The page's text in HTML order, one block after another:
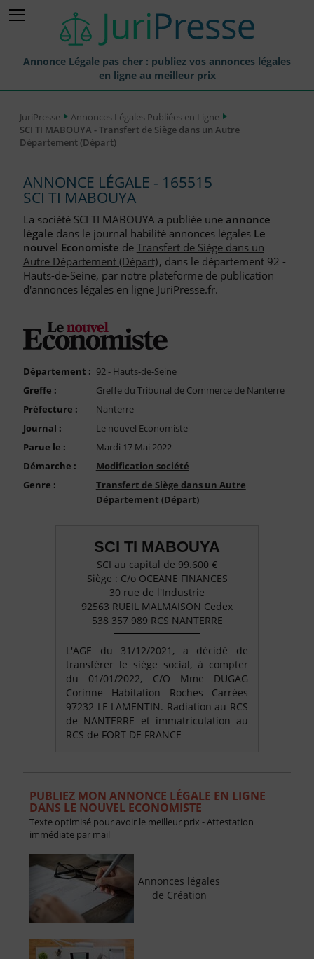
Annonce Légale pas cher : publiez vos annonces légales
en ligne au meilleur prix
Annonces Légales Publiées
Journaux Habilités (JAL) Annonces Légales
Liste des Greffes
Liste des CCI
Le Blog pour les Entreprises
Nous Contacter
Compte PRO
JuriPresse
Annonces Légales Publiées en Ligne
SCI TI MABOUYA - Transfert de Siège dans un Autre
Département (Départ)
ANNONCE LÉGALE - 165515
SCI TI MABOUYA
La société SCI TI MABOUYA a publiée une annonce
légale dans le journal habilité annonces légales Le
nouvel Economiste deTransfert de Siège dans un
Autre Département (Départ), dans le département 92 -
Hauts-de-Seine, par notre plateforme de publication
d'annonces légales en ligne JuriPresse.fr.
Département : 92 - Hauts-de-Seine
Greffe :
Greffe du Tribunal de Commerce de Nanterre
Préfecture :
Nanterre
Journal :
Le nouvel Economiste
Parue le :
Mardi 17 Mai 2022
Démarche :
Modification société
Genre :
Transfert de Siège dans un Autre
Département (Départ)
SCI TI MABOUYA
SCI au capital de 99.600 €
Siège : C/o OCEANE FINANCES
30 rue de l'Industrie
92563 RUEIL MALMAISON Cedex
538 357 989 RCS NANTERRE
L'AGE du 31/12/2021, a décidé de
transférer le siège social, à compter
du 01/01/2022, C/O Mme DUGAG
Corinne Habitation Roches Carrées
97232 LE LAMENTIN. Radiation au RCS
de NANTERRE et immatriculation au
RCS de FORT DE FRANCE
PUBLIEZ MON ANNONCE LÉGALE EN LIGNE
DANS LE NOUVEL ECONOMISTE
Texte optimisé pour avoir le meilleur prix - Attestation
immédiate par mail
Annonces légales
de Création